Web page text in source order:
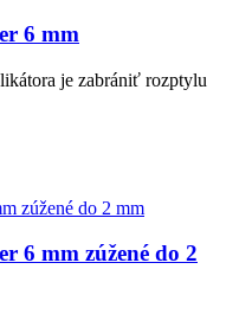
6 mm
je zabrániť rozptylu
6 mm zúžené do 2